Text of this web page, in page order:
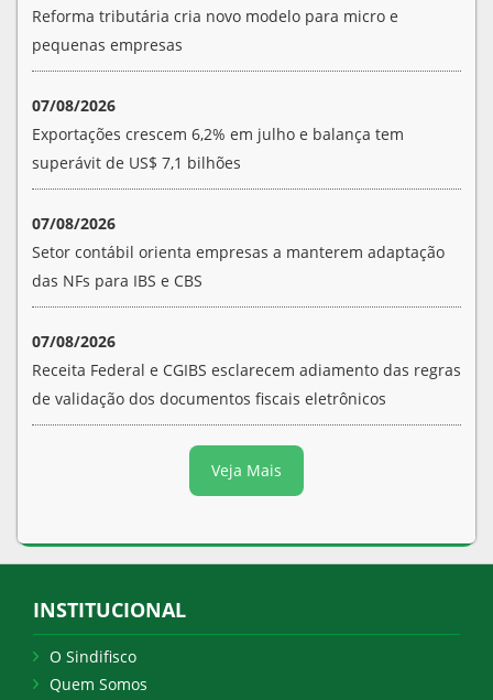
Reforma tributária cria novo modelo para micro e
pequenas empresas
07/08/2026
Exportações crescem 6,2% em julho e balança tem
superávit de US$ 7,1 bilhões
07/08/2026
Setor contábil orienta empresas a manterem adaptação
das NFs para IBS e CBS
07/08/2026
Receita Federal e CGIBS esclarecem adiamento das regras
de validação dos documentos fiscais eletrônicos
Veja Mais
INSTITUCIONAL
O Sindifisco
Quem Somos